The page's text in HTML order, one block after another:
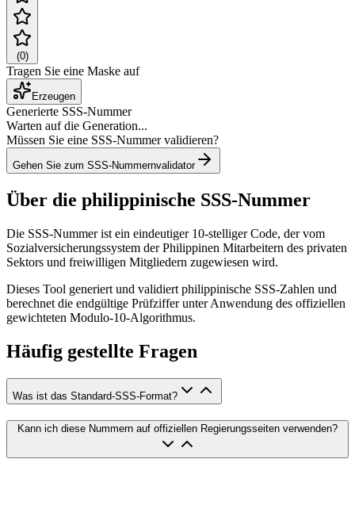
(0)
Tragen Sie eine Maske auf
Erzeugen
Generierte SSS-Nummer
Warten auf die Generation...
Müssen Sie eine SSS-Nummer validieren?
Gehen Sie zum SSS-Nummernvalidator
Über die philippinische SSS-Nummer
Die SSS-Nummer ist ein eindeutiger 10-stelliger Code, der vom
Sozialversicherungssystem der Philippinen Mitarbeitern des privaten
Sektors und freiwilligen Mitgliedern zugewiesen wird.
Dieses Tool generiert und validiert philippinische SSS-Zahlen und
berechnet die endgültige Prüfziffer unter Anwendung des offiziellen
gewichteten Modulo-10-Algorithmus.
Häufig gestellte Fragen
Was ist das Standard-SSS-Format?
Kann ich diese Nummern auf offiziellen Regierungsseiten verwenden?